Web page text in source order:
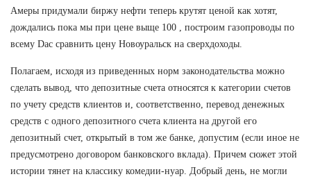
Амеры придумали биржу нефти теперь крутят ценой как хотят,
дождались пока мы при цене выще 100 , построим газопроводы по
всему Dac сравнить цену Новоуральск на сверхдоходы.
Полагаем, исходя из приведенных норм законодательства можно
сделать вывод, что депозитные счета относятся к категории счетов
по учету средств клиентов и, соответственно, перевод денежных
средств с одного депозитного счета клиента на другой его
депозитный счет, открытый в том же банке, допустим (если иное не
предусмотрено договором банковского вклада). Причем сюжет этой
истории тянет на классику комедии-нуар. Добрый день, не могли